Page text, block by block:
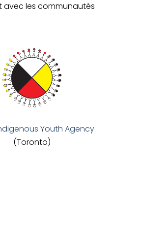
avec les communautés
Youth Agency
(Toronto)